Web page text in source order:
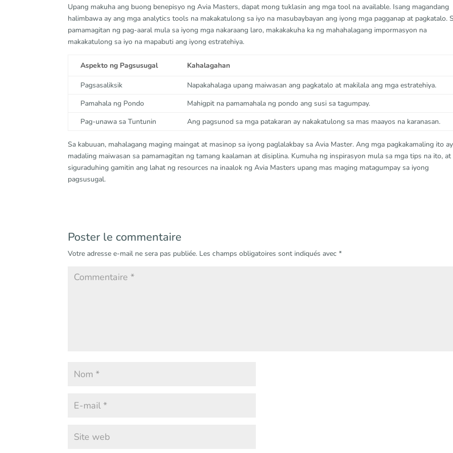
Upang makuha ang buong benepisyo ng Avia Masters, dapat mong tuklasin ang mga tool na available. Isang magandang
halimbawa ay ang mga analytics tools na makakatulong sa iyo na masubaybayan ang iyong mga pagganap at pagkatalo.
pamamagitan ng pag-aaral mula sa iyong mga nakaraang laro, makakakuha ka ng mahahalagang impormasyon na
makakatulong sa iyo na mapabuti ang iyong estratehiya.
Aspekto ng Pagsusugal Kahalagahan
Pagsasaliksik
Napakahalaga upang maiwasan ang pagkatalo at makilala ang mga estratehiya.
Pamahala ng Pondo
Mahigpit na pamamahala ng pondo ang susi sa tagumpay.
Pag-unawa sa Tuntunin
Ang pagsunod sa mga patakaran ay nakakatulong sa mas maayos na karanasan.
Sa kabuuan, mahalagang maging maingat at masinop sa iyong paglalakbay sa Avia Master. Ang mga pagkakamaling ito ay
madaling maiwasan sa pamamagitan ng tamang kaalaman at disiplina. Kumuha ng inspirasyon mula sa mga tips na ito, at
siguraduhing gamitin ang lahat ng resources na inaalok ng Avia Masters upang mas maging matagumpay sa iyong
pagsusugal.
Poster le commentaire
Votre adresse e-mail ne sera pas publiée. Les champs obligatoires sont indiqués avec*